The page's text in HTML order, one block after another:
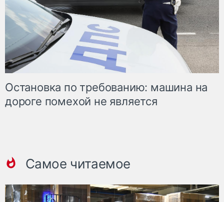
Остановка по требованию: машина на
дороге помехой не является
Самое читаемое